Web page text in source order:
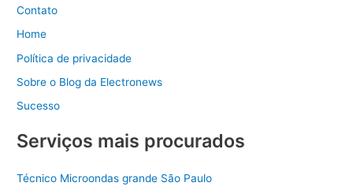
Contato
Home
Política de privacidade
Sobre o Blog da Electronews
Sucesso
Serviços mais procurados
Técnico Microondas grande São Paulo